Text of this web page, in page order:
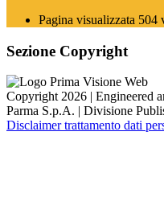
Pagina visualizzata 504
Sezione Copyright
Copyright 2026 | Engineered
Parma S.p.A. | Divisione
Disclaimer trattamento dati